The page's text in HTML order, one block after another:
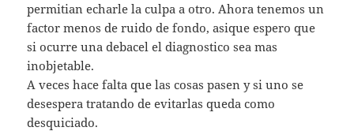
permitian echarle la culpa a otro. Ahora tenemos un
factor menos de ruido de fondo, asique espero que
si ocurre una debacel el diagnostico sea mas
inobjetable.
A veces hace falta que las cosas pasen y si uno se
desespera tratando de evitarlas queda como
desquiciado.